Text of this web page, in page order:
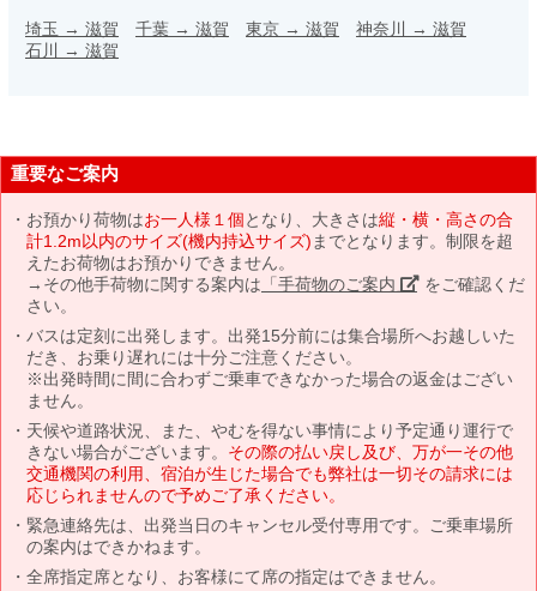
埼玉 → 滋賀 千葉 → 滋賀 東京 → 滋賀 神奈川 → 滋賀
石川 → 滋賀
重要なご案内
お預かり荷物はお一人様１個となり、大きさは縦・横・高さの合
計1.2m以内のサイズ(機内持込サイズ) までとなります。制限を超
えたお荷物はお預かりできません。
→その他手荷物に関する案内は 「手荷物のご案内」 をご確認くだ
さい。
バスは定刻に出発します。出発15分前には集合場所へお越しいた
だき、お乗り遅れには十分ご注意ください。
※出発時間に間に合わずご乗車できなかった場合の返金はござい
ません。
天候や道路状況、また、やむを得ない事情により予定通り運行で
きない場合がございます。 その際の払い戻し及び、万が一その他
交通機関の利用、宿泊が生じた場合でも弊社は一切その請求には
応じられませんので予めご了承ください。
緊急連絡先は、出発当日のキャンセル受付専用です。ご乗車場所
の案内はできかねます。
全席指定席となり、お客様にて席の指定はできません。